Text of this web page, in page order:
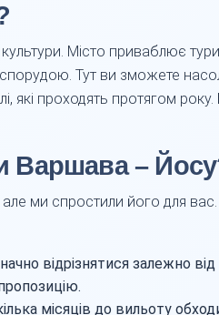
Місто приваблює
Тут ви зможете
які проходять протягом року.
Варшава –
ми спростили його для
відрізнятися залежно
місяців до вильоту